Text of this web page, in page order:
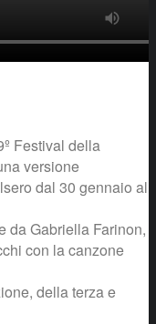
Festival della
versione
dal 30 gennaio al
da Gabriella Farinon,
con la canzone
della terza e